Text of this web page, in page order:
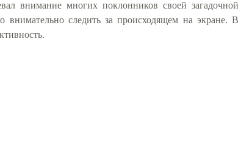
внимание многих поклонников своей загадочной
внимательно следить за происходящем на экране. В